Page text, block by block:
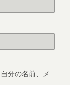
分の名前、メ